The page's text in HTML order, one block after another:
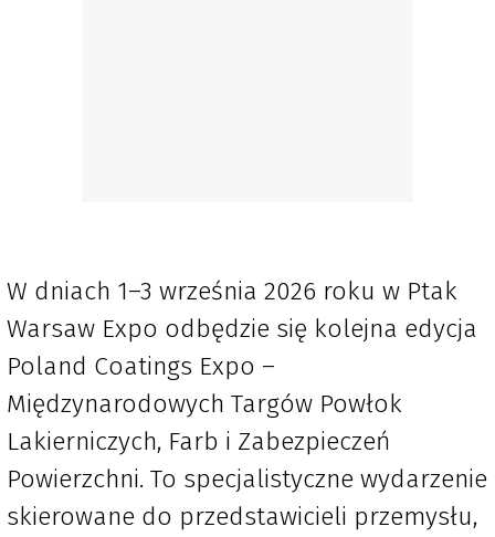
W dniach 1–3 września 2026 roku w Ptak
Warsaw Expo odbędzie się kolejna edycja
Poland Coatings Expo –
Międzynarodowych Targów Powłok
Lakierniczych, Farb i Zabezpieczeń
Powierzchni. To specjalistyczne wydarzenie
skierowane do przedstawicieli przemysłu,